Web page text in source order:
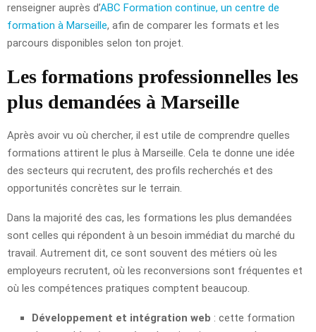
renseigner auprès d’ABC Formation continue, un centre de
formation à Marseille, afin de comparer les formats et les
parcours disponibles selon ton projet.
Les formations professionnelles les
plus demandées à Marseille
Après avoir vu où chercher, il est utile de comprendre quelles
formations attirent le plus à Marseille. Cela te donne une idée
des secteurs qui recrutent, des profils recherchés et des
opportunités concrètes sur le terrain.
Dans la majorité des cas, les formations les plus demandées
sont celles qui répondent à un besoin immédiat du marché du
travail. Autrement dit, ce sont souvent des métiers où les
employeurs recrutent, où les reconversions sont fréquentes et
où les compétences pratiques comptent beaucoup.
Développement et intégration web : cette formation